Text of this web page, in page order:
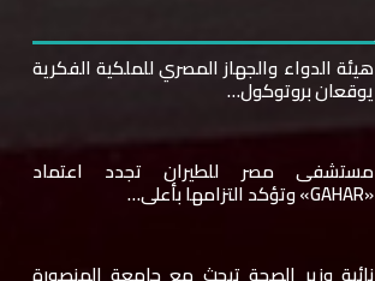
هيئة الدواء والجهاز المصري للملكية الفكرية
يوقعان بروتوكول…
مستشفى مصر للطيران تجدد اعتماد
«GAHAR» وتؤكد التزامها بأعلى…
نائبة وزير الصحة تبحث مع جامعة المنصورة